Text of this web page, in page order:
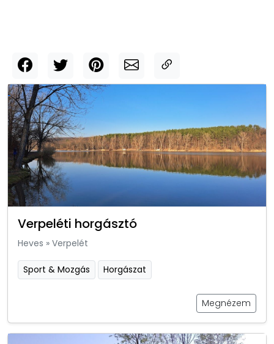
Verpeléti horgásztó
Heves » Verpelét
Sport & Mozgás Horgászat
Megnézem